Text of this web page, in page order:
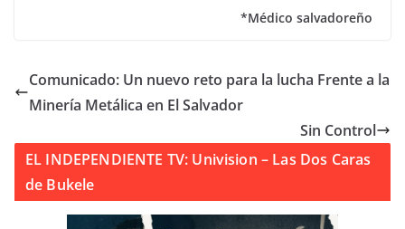
*Médico salvadoreño
Comunicado: Un nuevo reto para la lucha Frente a la
Minería Metálica en El Salvador
Sin Control
EL INDEPENDIENTE TV: Univision – Las Dos Caras
de Bukele